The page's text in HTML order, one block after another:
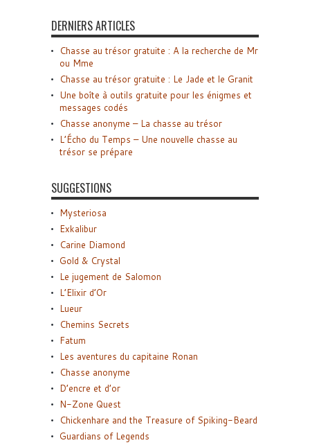
DERNIERS ARTICLES
Chasse au trésor gratuite : A la recherche de Mr
ou Mme
Chasse au trésor gratuite : Le Jade et le Granit
Une boîte à outils gratuite pour les énigmes et
messages codés
Chasse anonyme – La chasse au trésor
L’Écho du Temps – Une nouvelle chasse au
trésor se prépare
SUGGESTIONS
Mysteriosa
Exkalibur
Carine Diamond
Gold & Crystal
Le jugement de Salomon
L’Elixir d’Or
Lueur
Chemins Secrets
Fatum
Les aventures du capitaine Ronan
Chasse anonyme
D’encre et d’or
N-Zone Quest
Chickenhare and the Treasure of Spiking-Beard
Guardians of Legends